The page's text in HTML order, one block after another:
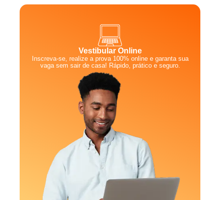
Vestibular Online
Inscreva-se, realize a prova 100% online e garanta sua
vaga sem sair de casa! Rápido, prático e seguro.